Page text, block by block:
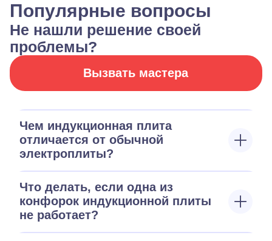
Популярные вопросы
Не нашли решение своей
проблемы?
Вызвать мастера
Чем индукционная плита
отличается от обычной
электроплиты?
Что делать, если одна из
конфорок индукционной плиты
не работает?